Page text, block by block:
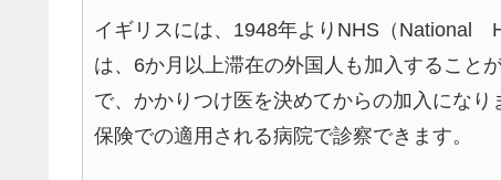
イギリスには、1948年よりNHS（National
は、6か月以上滞在の外国人も加入すること
で、かかりつけ医を決めてからの加入にな
保険での適用される病院で診察できます。